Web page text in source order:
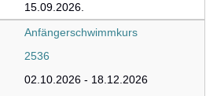
15.09.2026.
Anfängerschwimmkurs
2536
02.10.2026 - 18.12.2026